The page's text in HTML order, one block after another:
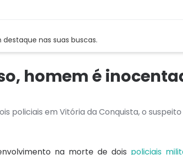
destaque nas suas buscas.
homem é
policiais em Vitória da Conquista, o
na morte de dois policiais